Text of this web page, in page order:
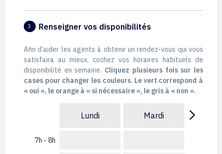
3 Renseigner vos disponibilités
Afin d’aider les agents à obtenir un rendez-vous qui vous
satisfaira au mieux, cochez vos horaires habituels de
disponibilité en semaine. Cliquez plusieurs fois sur les
cases pour changer les couleurs. Le vert correspond à
« oui », le orange à « si nécessaire », le gris à « non ».
7h - 8h
Lundi Mardi arrow_forward_ios